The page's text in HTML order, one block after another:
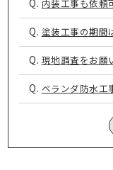
Q. 内装工事も依頼
Q. 塗装工事の期間
Q. 現地調査をお願
Q. ベランダ防水工